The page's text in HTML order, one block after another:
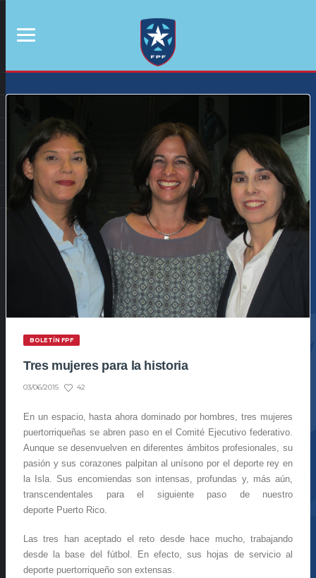
BOLETÍN FPF
Tres mujeres para la historia
03/06/2015 42
En un espacio, hasta ahora dominado por hombres, tres mujeres
puertorriqueñas se abren paso en el Comité Ejecutivo federativo.
Aunque se desenvuelven en diferentes ámbitos profesionales, su
pasión y sus corazones palpitan al unísono por el deporte rey en
la Isla. Sus encomiendas son intensas, profundas y, más aún,
transcendentales para el siguiente paso de nuestro
deporte Puerto Rico.
Las tres han aceptado el reto desde hace mucho, trabajando
desde la base del fútbol. En efecto, sus hojas de servicio al
deporte puertorriqueño son extensas.